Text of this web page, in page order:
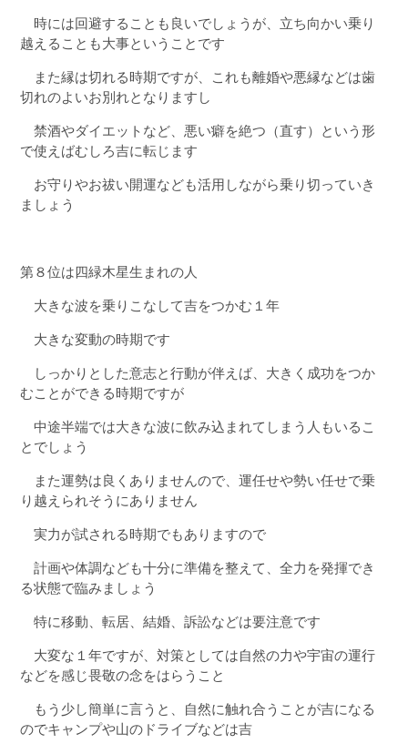
時には回避することも良いでしょうが、立ち向かい乗り
越えることも大事ということです
また縁は切れる時期ですが、これも離婚や悪縁などは歯
切れのよいお別れとなりますし
禁酒やダイエットなど、悪い癖を絶つ（直す）という形
で使えばむしろ吉に転じます
お守りやお祓い開運なども活用しながら乗り切っていき
ましょう
第８位は四緑木星生まれの人
大きな波を乗りこなして吉をつかむ１年
大きな変動の時期です
しっかりとした意志と行動が伴えば、大きく成功をつか
むことができる時期ですが
中途半端では大きな波に飲み込まれてしまう人もいるこ
とでしょう
また運勢は良くありませんので、運任せや勢い任せで乗
り越えられそうにありません
実力が試される時期でもありますので
計画や体調なども十分に準備を整えて、全力を発揮でき
る状態で臨みましょう
特に移動、転居、結婚、訴訟などは要注意です
大変な１年ですが、対策としては自然の力や宇宙の運行
などを感じ畏敬の念をはらうこと
もう少し簡単に言うと、自然に触れ合うことが吉になる
のでキャンプや山のドライブなどは吉